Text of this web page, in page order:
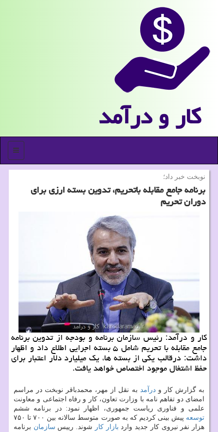
كار و درآمد
منو
نوبخت خبر داد؛
برنامه جامع مقابله باتحریم، تدوین بسته ارزی برای
دوران تحریم
كار و درآمد: رئیس سازمان برنامه و بودجه از تدوین برنامه
جامع مقابله با تحریم شامل ۵ بسته اجرایی اطلاع داد و اظهار
داشت: درقالب یكی از بسته ها، یك میلیارد دلار اعتبار برای
حفظ اشتغال موجود اختصاص خواهد یافت.
به گزارش كار ودرآمد به نقل از مهر، محمدباقر نوبخت در مراسم
امضای دو تفاهم نامه با وزارت تعاون، كار و رفاه اجتماعی و معاونت
علمی و فناوری ریاست جمهوری، اظهار نمود: در برنامه ششم
توسعه
پیش بینی كردیم كه به صورت متوسط سالانه بین ۷۰۰ تا ۷۵۰
هزار نفر نیروی كار جدید وارد بازار كار شوند. رییس سازمان برنامه